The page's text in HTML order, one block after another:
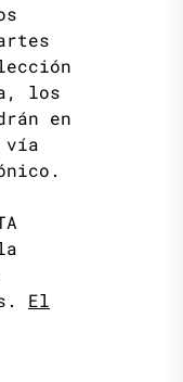
los
en
vía
El